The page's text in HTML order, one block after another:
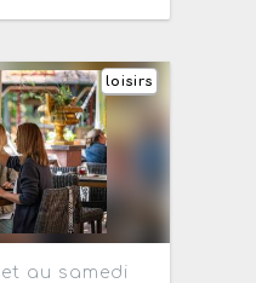
loisirs
au samedi